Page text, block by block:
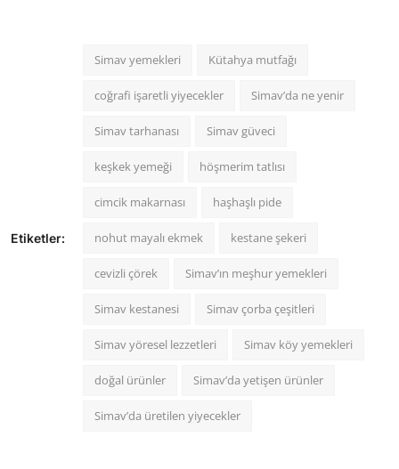
Etiketler:
Simav yemekleri Kütahya mutfağı
coğrafi işaretli yiyecekler Simav’da ne yenir
Simav tarhanası Simav güveci
keşkek yemeği höşmerim tatlısı
cimcik makarnası haşhaşlı pide
nohut mayalı ekmek kestane şekeri
cevizli çörek Simav’ın meşhur yemekleri
Simav kestanesi Simav çorba çeşitleri
Simav yöresel lezzetleri Simav köy yemekleri
doğal ürünler Simav’da yetişen ürünler
Simav’da üretilen yiyecekler